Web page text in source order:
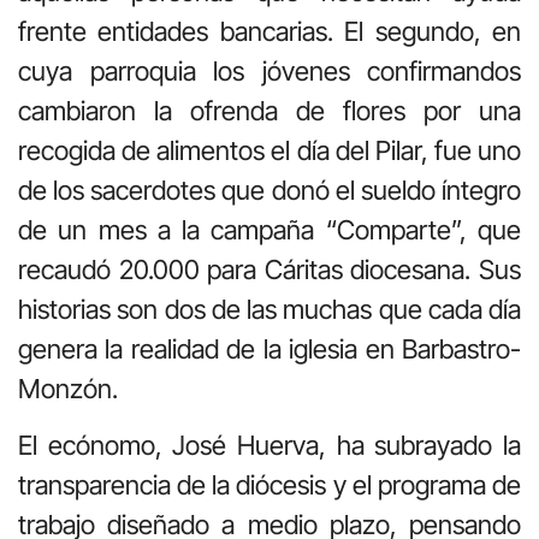
frente entidades bancarias. El segundo, en
cuya parroquia los jóvenes confirmandos
cambiaron la ofrenda de flores por una
recogida de alimentos el día del Pilar, fue uno
de los sacerdotes que donó el sueldo íntegro
de un mes a la campaña “Comparte”, que
recaudó 20.000 para Cáritas diocesana. Sus
historias son dos de las muchas que cada día
genera la realidad de la iglesia en Barbastro-
Monzón.
El ecónomo, José Huerva, ha subrayado la
transparencia de la diócesis y el programa de
trabajo diseñado a medio plazo, pensando